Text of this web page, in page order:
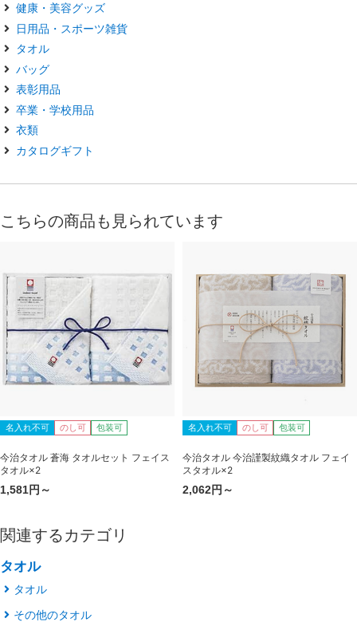
健康・美容グッズ
日用品・スポーツ雑貨
タオル
バッグ
表彰用品
卒業・学校用品
衣類
カタログギフト
こちらの商品も見られています
名入れ不可 のし可 包装可
今治タオル 蒼海 タオルセット フェイス
タオル×2
1,581円～
名入れ不可 のし可 包装可
今治タオル 今治謹製紋織タオル フェイ
スタオル×2
2,062円～
関連するカテゴリ
タオル
タオル
その他のタオル